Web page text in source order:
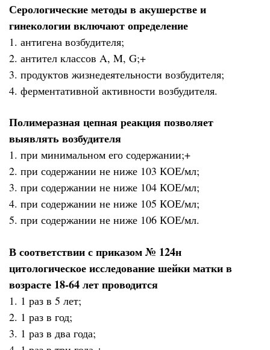
Серологические методы в акушерстве и
гинекологии включают определение
1. антигена возбудителя;
2. антител классов A, M, G;+
3. продуктов жизнедеятельности возбудителя;
4. ферментативной активности возбудителя.
Полимеразная цепная реакция позволяет
выявлять возбудителя
1. при минимальном его содержании;+
2. при содержании не ниже 103 КОЕ/мл;
3. при содержании не ниже 104 КОЕ/мл;
4. при содержании не ниже 105 КОЕ/мл;
5. при содержании не ниже 106 КОЕ/мл.
В соответствии с приказом № 124н
цитологическое исследование шейки матки в
возрасте 18-64 лет проводится
1. 1 раз в 5 лет;
2. 1 раз в год;
3. 1 раз в два года;